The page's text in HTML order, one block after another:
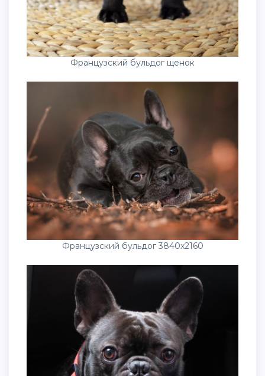
Французский бульдог щенок
Французский бульдог 3840x2160